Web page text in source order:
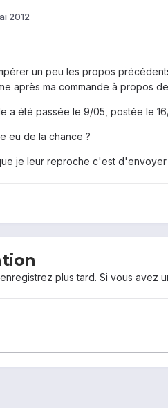
2012
un peu les propos
après ma commande à propos
a été passée le 9/05, postée le
eu de la chance ?
je leur reproche c'est
plus tard. Si vous avez